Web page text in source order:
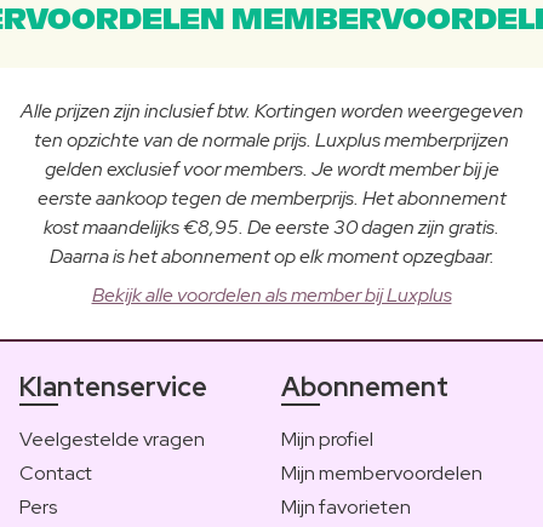
Alle prijzen zijn inclusief btw. Kortingen worden weergegeven
ten opzichte van de normale prijs. Luxplus memberprijzen
gelden exclusief voor members. Je wordt member bij je
eerste aankoop tegen de memberprijs. Het abonnement
kost maandelijks €8,95. De eerste 30 dagen zijn gratis.
Daarna is het abonnement op elk moment opzegbaar.
Bekijk alle voordelen als member bij Luxplus
Klantenservice
Veelgestelde vragen
Contact
Pers
Abonnement
Mijn profiel
Mijn membervoordelen
Mijn favorieten